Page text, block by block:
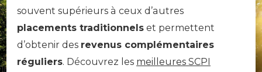
souvent supérieurs à ceux d’autres
placements traditionnels et permettent
d’obtenir des revenus complémentaires
réguliers. Découvrez les meilleures SCPI